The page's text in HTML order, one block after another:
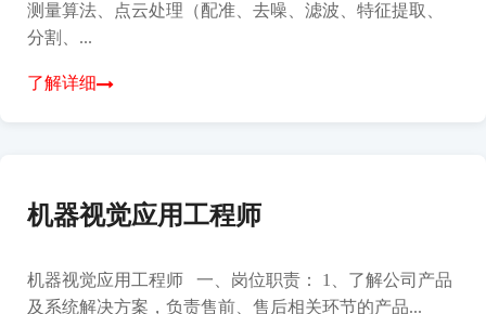
测量算法、点云处理（配准、去噪、滤波、特征提取、
分割、...
了解详细
机器视觉应用工程师
机器视觉应用工程师 一、岗位职责： 1、了解公司产品
及系统解决方案，负责售前、售后相关环节的产品...